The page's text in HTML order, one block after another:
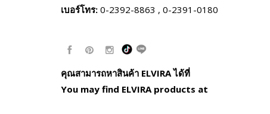
เบอร์โทร: 0-2392-8863 , 0-2391-0180
คุณสามารถหาสินค้า ELVIRA ได้ที่
You may find ELVIRA products at